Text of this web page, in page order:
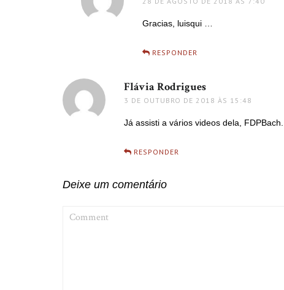
Gracias, luisqui …
RESPONDER
Flávia Rodrigues
3 DE OUTUBRO DE 2018 ÀS 15:48
Já assisti a vários videos dela,
RESPONDER
Deixe um comentário